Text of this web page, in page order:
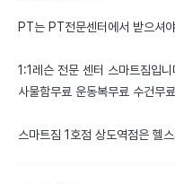
PT는 PT전문센터에서 받으셔
1:1레슨 전문 센터 스마트짐입
사물함무료 운동복무료 수건무
스마트짐 1호점 상도역점은 헬